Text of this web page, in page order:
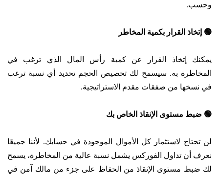
وحسب.
🟢 إتخاذ القرار بكمية المخاطر
يمكنك إتخاذ القرار عن كمية رأس المال الذي ترغب في
المخاطرة به. سيسمح لك تخصيص الحجم تحديد أي نسبة ترغب
في نسخها من صفقات مقدم الاستراتيجية.
🟢 ضبط مستوى الإنقاذ الخاص بك
لن تحتاج لاستثمار كل الأموال الموجودة في حسابك. لأننا جميعًا
نعرف أن تداول الفوركس يشمل نسبة عالية من المخاطرة، يسمح
لك ضبط مستوى الإنقاذ من الحفاظ على جزء من مالك آمن في